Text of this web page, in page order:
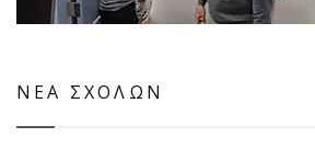
ΝΕΑ ΣΧΟΛΩΝ